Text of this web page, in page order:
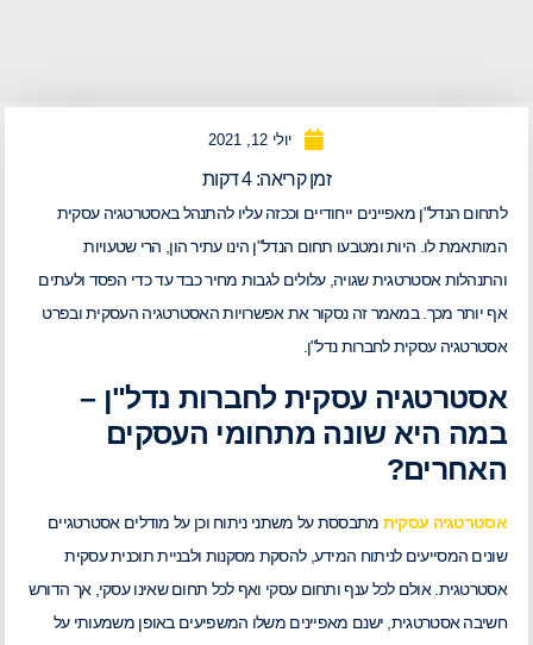
יולי 12, 2021
זמן קריאה:4דקות
לתחום הנדל"ן מאפיינים ייחודיים וככזה עליו להתנהל באסטרטגיה עסקית
המותאמת לו. היות ומטבעו תחום הנדל"ן הינו עתיר הון, הרי שטעויות
והתנהלות אסטרטגית שגויה, עלולים לגבות מחיר כבד עד כדי הפסד ולעתים
אף יותר מכך. במאמר זה נסקור את אפשרויות האסטרטגיה העסקית ובפרט
אסטרטגיה עסקית לחברות נדל"ן.
אסטרטגיה עסקית לחברות נדל"ן –
במה היא שונה מתחומי העסקים
האחרים?
אסטרטגיה עסקית מתבססת על משתני ניתוח וכן על מודלים אסטרטגיים
שונים המסייעים לניתוח המידע, להסקת מסקנות ולבניית תוכנית עסקית
אסטרטגית. אולם לכל ענף ותחום עסקי ואף לכל תחום שאינו עסקי, אך הדורש
חשיבה אסטרטגית, ישנם מאפיינים משלו המשפיעים באופן משמעותי על